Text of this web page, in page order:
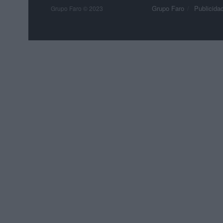
Grupo Faro Publicidad
Grupo Faro © 2023